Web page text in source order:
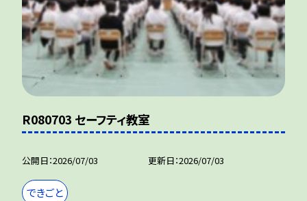
R080703 セーフティ教室
公開日 2026/07/03 更新日 2026/07/03
できごと